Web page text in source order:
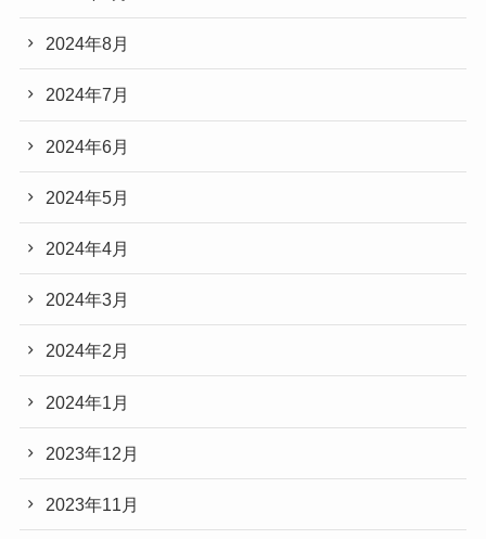
2024年8月
2024年7月
2024年6月
2024年5月
2024年4月
2024年3月
2024年2月
2024年1月
2023年12月
2023年11月